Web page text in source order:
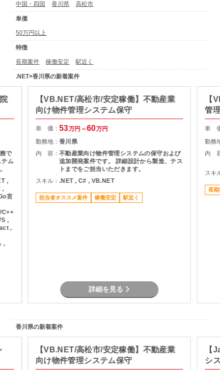
中国・四国 香川県 高松市
単価
50万円以上
特徴
長期案件 稼働安定 駅近く
.NET×香川県の新着案件
で
テム
,
,
言
,
,
,
【VB.NET/高松市/安定稼働】不動産業
向け物件管理システム保守
単 価：53万円～60万円
勤務地：香川県
内 容：不動産業向け物件管理システムの保守および
追加開発案件です。 詳細設計から製造、テス
トまでをご担当いただきます。
スキル： .NET , C# , VB.NET
担当者オススメ案件 稼働安定 駅近く
詳細を見る
【
管
単
勤務
内
スキ
長期
香川県の新着案件
【VB.NET/高松市/安定稼働】不動産業
向け物件管理システム保守
【
シ